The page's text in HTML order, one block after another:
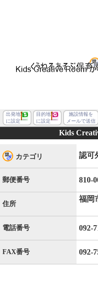
出発地
に設定
目的地
に設定
施設情報を
メールで送信
Kids
カテゴリ 認可
郵便番号 810-
住所
福岡
電話番号 092-
FAX番号 092-